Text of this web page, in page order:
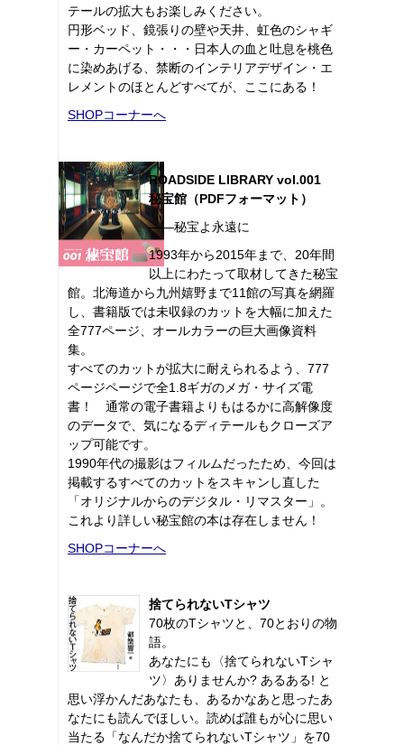
テールの拡大もお楽しみください。
円形ベッド、鏡張りの壁や天井、虹色のシャギ
ー・カーペット・・・日本人の血と吐息を桃色
に染めあげる、禁断のインテリアデザイン・エ
レメントのほとんどすべてが、ここにある！
SHOPコーナーへ
ROADSIDE LIBRARY vol.001
秘宝館（PDFフォーマット）
――秘宝よ永遠に
1993年から2015年まで、20年間
以上にわたって取材してきた秘宝
館。北海道から九州嬉野まで11館の写真を網羅
し、書籍版では未収録のカットを大幅に加えた
全777ページ、オールカラーの巨大画像資料
集。
すべてのカットが拡大に耐えられるよう、777
ページページで全1.8ギガのメガ・サイズ電
書！ 通常の電子書籍よりもはるかに高解像度
のデータで、気になるディテールもクローズア
ップ可能です。
1990年代の撮影はフィルムだったため、今回は
掲載するすべてのカットをスキャンし直した
「オリジナルからのデジタル・リマスター」。
これより詳しい秘宝館の本は存在しません！
SHOPコーナーへ
捨てられないTシャツ
70枚のTシャツと、70とおりの物
語。
あなたにも〈捨てられないTシャ
ツ〉ありませんか? あるある! と
思い浮かんだあなたも、あるかなあと思ったあ
なたにも読んでほしい。読めば誰もが心に思い
当たる「なんだか捨てられないTシャツ」を70